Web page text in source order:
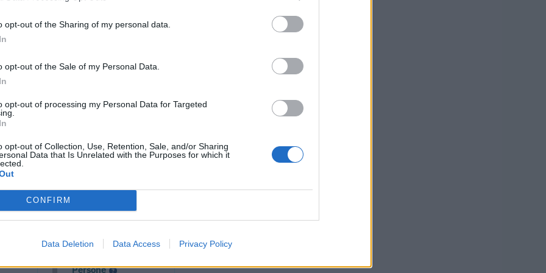
opt-out of the Sharing of my personal data.
opt-out of the Sale of my Personal Data.
opt-out of processing my Personal Data for Targeted
opt-out of Collection, Use, Retention, Sale, and/or Sharing
Data that Is Unrelated with the Purposes for which it
CONFIRM
Data Deletion Data Access Privacy Policy
e servizi disponibili →
Visure Camerali -
Persone